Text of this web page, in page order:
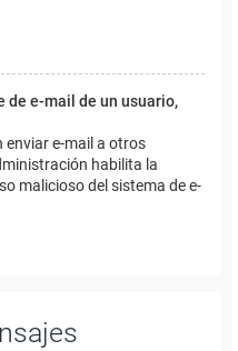
de e-mail de un usuario,
enviar e-mail a otros
habilita la
malicioso del sistema de e-